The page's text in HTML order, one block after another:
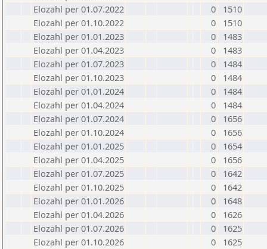
Elozahl per 01.07.2022
0
1510
Elozahl per 01.10.2022
0
1510
Elozahl per 01.01.2023
0
1483
Elozahl per 01.04.2023
0
1483
Elozahl per 01.07.2023
0
1484
Elozahl per 01.10.2023
0
1484
Elozahl per 01.01.2024
0
1484
Elozahl per 01.04.2024
0
1484
Elozahl per 01.07.2024
0
1656
Elozahl per 01.10.2024
0
1656
Elozahl per 01.01.2025
0
1654
Elozahl per 01.04.2025
0
1656
Elozahl per 01.07.2025
0
1642
Elozahl per 01.10.2025
0
1642
Elozahl per 01.01.2026
0
1648
Elozahl per 01.04.2026
0
1626
Elozahl per 01.07.2026
0
1625
Elozahl per 01.10.2026
0 1625